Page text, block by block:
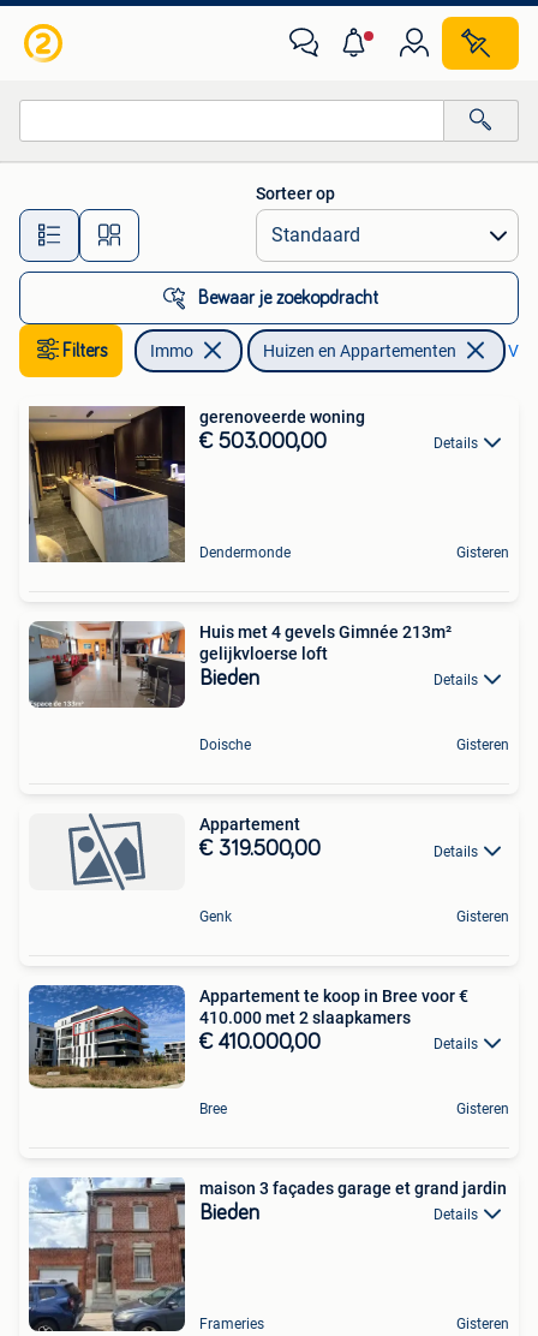
Alle afstanden…
Sorteer op
Bewaar je zoekopdracht
Filters Immo Huizen en Appartementen
gerenoveerde woning
€ 503.000,00 Details
Dendermonde Gisteren
Huis met 4 gevels Gimnée 213m²
gelijkvloerse loft
Bieden Details
Doische Gisteren
Appartement
€ 319.500,00 Details
Genk Gisteren
Appartement te koop in Bree voor €
410.000 met 2 slaapkamers
€ 410.000,00 Details
Bree Gisteren
maison 3 façades garage et grand jardin
Bieden Details
Frameries Gisteren